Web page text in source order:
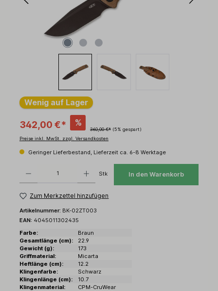
Wenig auf Lager
342,00 €* %
360,00 €* (5% gespart)
Preise inkl. MwSt. zzgl. Versandkosten
Geringer Lieferbestand, Lieferzeit ca. 6-8 Werktage
Stk In den Warenkorb
Zum Merkzettel hinzufügen
Artikelnummer: BK-02ZT003
EAN: 4045011302435
Farbe:
Braun
Gesamtlänge (cm):
22.9
Gewicht (g):
173
Griffmaterial:
Micarta
Heftlänge (cm):
12.2
Klingenfarbe:
Schwarz
Klingenlänge (cm):
10.7
Klingenmaterial:
CPM-CruWear